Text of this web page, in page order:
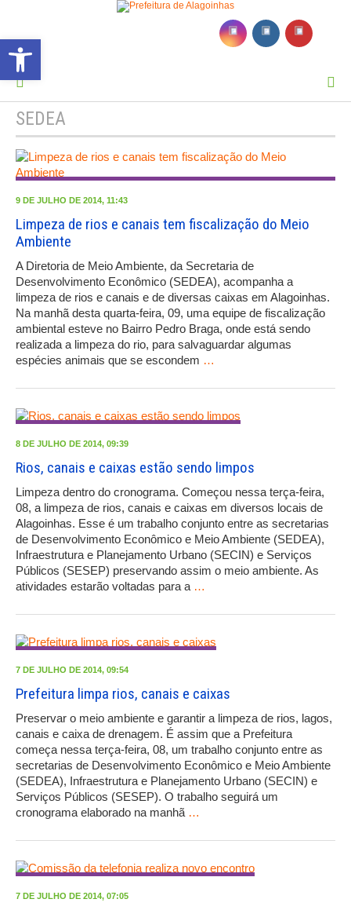
MENU
SEDEA
9 DE JULHO DE 2014, 11:43
Limpeza de rios e canais tem fiscalização do Meio
Ambiente
A Diretoria de Meio Ambiente, da Secretaria de
Desenvolvimento Econômico (SEDEA), acompanha a
limpeza de rios e canais e de diversas caixas em Alagoinhas.
Na manhã desta quarta-feira, 09, uma equipe de fiscalização
ambiental esteve no Bairro Pedro Braga, onde está sendo
realizada a limpeza do rio, para salvaguardar algumas
espécies animais que se escondem …
8 DE JULHO DE 2014, 09:39
Rios, canais e caixas estão sendo limpos
Limpeza dentro do cronograma. Começou nessa terça-feira,
08, a limpeza de rios, canais e caixas em diversos locais de
Alagoinhas. Esse é um trabalho conjunto entre as secretarias
de Desenvolvimento Econômico e Meio Ambiente (SEDEA),
Infraestrutura e Planejamento Urbano (SECIN) e Serviços
Públicos (SESEP) preservando assim o meio ambiente. As
atividades estarão voltadas para a …
7 DE JULHO DE 2014, 09:54
Prefeitura limpa rios, canais e caixas
Preservar o meio ambiente e garantir a limpeza de rios, lagos,
canais e caixa de drenagem. É assim que a Prefeitura
começa nessa terça-feira, 08, um trabalho conjunto entre as
secretarias de Desenvolvimento Econômico e Meio Ambiente
(SEDEA), Infraestrutura e Planejamento Urbano (SECIN) e
Serviços Públicos (SESEP). O trabalho seguirá um
cronograma elaborado na manhã …
7 DE JULHO DE 2014, 07:05
Barra de Ferramentas Aberta